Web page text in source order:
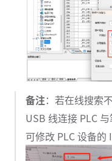
备注：若在线搜索
USB 线连接 PLC
可修改 PLC 设备的